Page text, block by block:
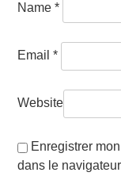
Name*
Email*
Website
Enregistrer
dans le